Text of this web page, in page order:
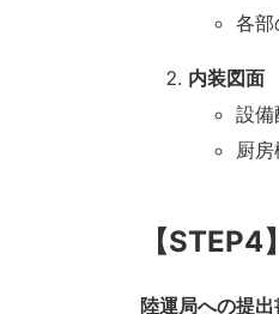
各部
内装図面
設備
厨
【
陸運局への提出